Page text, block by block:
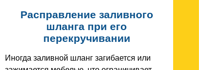
Расправление заливного
шланга при его
перекручивании
Иногда заливной шланг загибается или